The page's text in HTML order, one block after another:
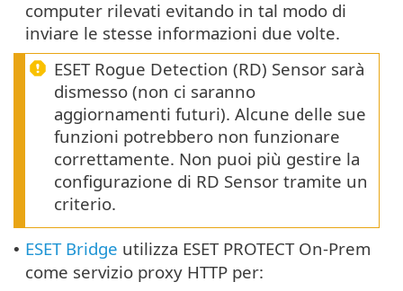
computer rilevati evitando in tal modo di
inviare le stesse informazioni due volte.
ESET Rogue Detection (RD) Sensor sarà
dismesso (non ci saranno
aggiornamenti futuri). Alcune delle sue
funzioni potrebbero non funzionare
correttamente. Non puoi più gestire la
configurazione di RD Sensor tramite un
criterio.
• ESET Bridge utilizza ESET PROTECT On-Prem
come servizio proxy HTTP per: